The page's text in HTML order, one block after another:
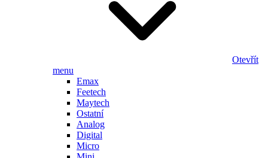
Otevřít
menu
Emax
Feetech
Maytech
Ostatní
Analog
Digital
Micro